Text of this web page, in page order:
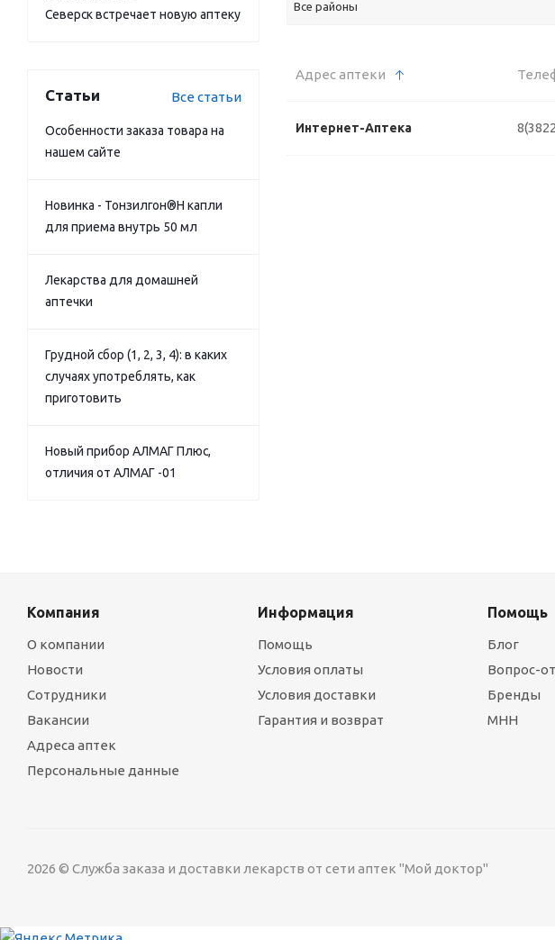
Все районы
Адрес аптеки
Интернет-Аптека
Северск встречает новую аптеку
Статьи Все статьи
Особенности заказа товара на
нашем сайте
Новинка - Тонзилгон®Н капли
для приема внутрь 50 мл
Лекарства для домашней
аптечки
Грудной сбор (1, 2, 3, 4): в каких
случаях употреблять, как
приготовить
Новый прибор АЛМАГ Плюс,
отличия от АЛМАГ -01
Компания
О компании
Новости
Сотрудники
Вакансии
Адреса аптек
Персональные данные
Информация
Помощь
Условия оплаты
Условия доставки
Гарантия и возврат
Помощь
Блог
Вопрос-
Бренды
МНН
2026 © Служба заказа и доставки лекарств от сети аптек "Мой доктор"